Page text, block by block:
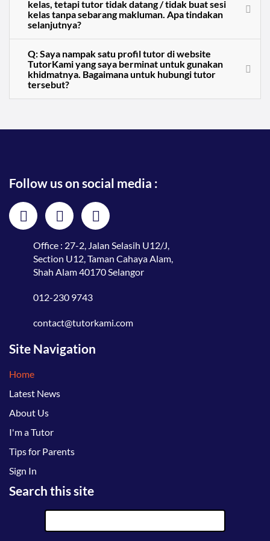
kelas, tetapi tutor tidak datang / tidak buat sesi
kelas tanpa sebarang makluman. Apa tindakan
selanjutnya?
Q: Saya nampak satu profil tutor di website
TutorKami yang saya berminat untuk gunakan
khidmatnya. Bagaimana untuk hubungi tutor
tersebut?
Follow us on social media :
Office : 27-2, Jalan Selasih U12/J,
Section U12, Taman Cahaya Alam,
Shah Alam 40170 Selangor
012-230 9743
contact@tutorkami.com
Site Navigation
Home
Latest News
About Us
I'm a Tutor
Tips for Parents
Sign In
Search this site